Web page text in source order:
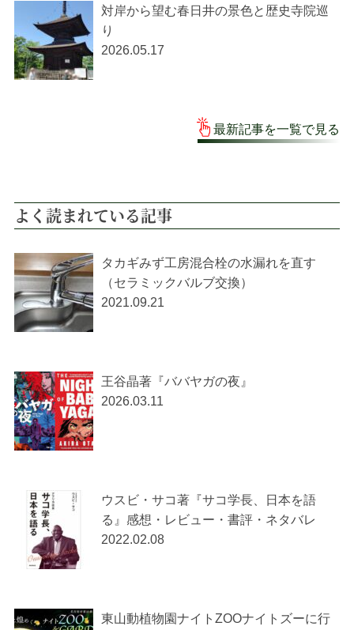
対岸から望む春日井の景色と歴史寺院巡
り
2026.05.17
最新記事を一覧で見る
よく読まれている記事
タカギみず工房混合栓の水漏れを直す
（セラミックバルブ交換）
2021.09.21
王谷晶著『ババヤガの夜』
2026.03.11
ウスビ・サコ著『サコ学長、日本を語
る』感想・レビュー・書評・ネタバレ
2022.02.08
東山動植物園ナイトZOOナイトズーに行